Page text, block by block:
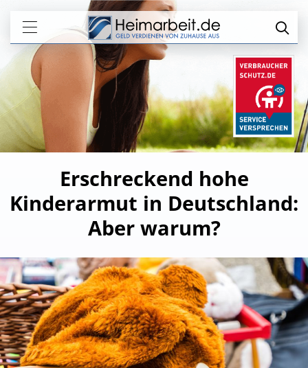
Erschreckend hohe
Kinderarmut in Deutschland:
Aber warum?